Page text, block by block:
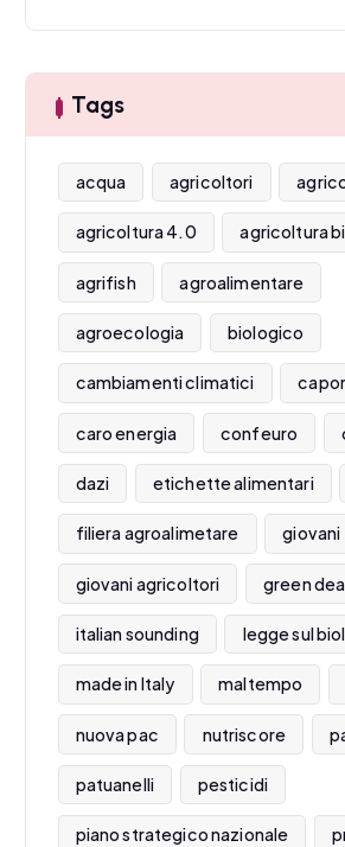
Tags
acqua agricoltori
agricoltura 4.0 agricoltura
agrifish agroalimentare
agroecologia biologico
cambiamenti climatici
caro energia confeuro
dazi etichette alimentari
filiera agroalimetare giovani
giovani agricoltori green
italian sounding legge sul
made in Italy maltempo
nuova pac nutriscore
patuanelli pesticidi
piano strategico nazionale